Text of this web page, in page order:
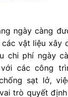
ngày càng
các vật liệu xây
chi phí ngày
các công
sạt lở,
trò quyết